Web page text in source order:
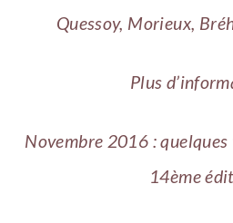
Quessoy, Morieux,
Plus
Novembre 2016 :
14ème